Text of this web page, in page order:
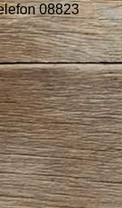
08823